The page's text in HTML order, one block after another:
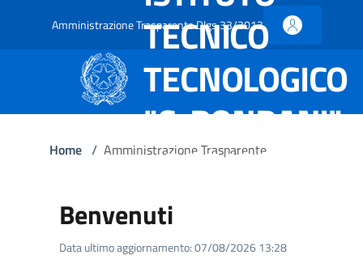
Amministrazione Trasparente Dlgs 33/2013
TECNICO
TECNOLOGICO
"C. RONDANI"
- PARMA
Home / Amministrazione Trasparente
Benvenuti
Data ultimo aggiornamento: 07/08/2026 13:28